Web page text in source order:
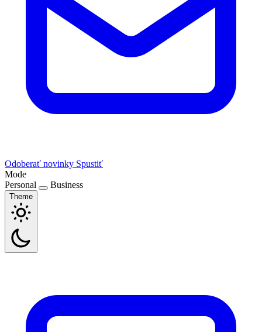
Odoberať novinky Spustiť
Mode
Personal
Business
Theme